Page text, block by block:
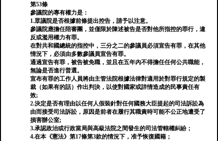
第53條
參議院的專有權力是：
1.眾議院是否根據前條提出控告，請予以注意。
參議院應擔任陪審團，並僅限於陳述被告是否對他所指控的罪行，違
反或濫用權力有罪。
在對共和國總統的指控中，三分之二的參議員必須宣告有罪，在其他
情況下，必須由多數參議員宣告有罪。
通過宣告有罪，被告被免職，並且在五年內不得擔任任何公共職能，
無論是否進行普選。
宣布有罪的工作人員將由主管法院根據法律對適用於對罪行規定的製
裁（如果有的話）作出判決，以使對國家或詳情造成的民事責任有
效;
2.決定是否有理由以任何人假裝針對任何國務大臣提起的司法訴訟為
由而接受司法訴訟，原因是前者在履行其職責時可能不公正地遭受了
損害辦公室;
3.承認政治或行政當局與高級法院之間發生的司法管轄權糾紛；
4.在本《憲法》第17條第3款的情況下，准予恢復國籍；